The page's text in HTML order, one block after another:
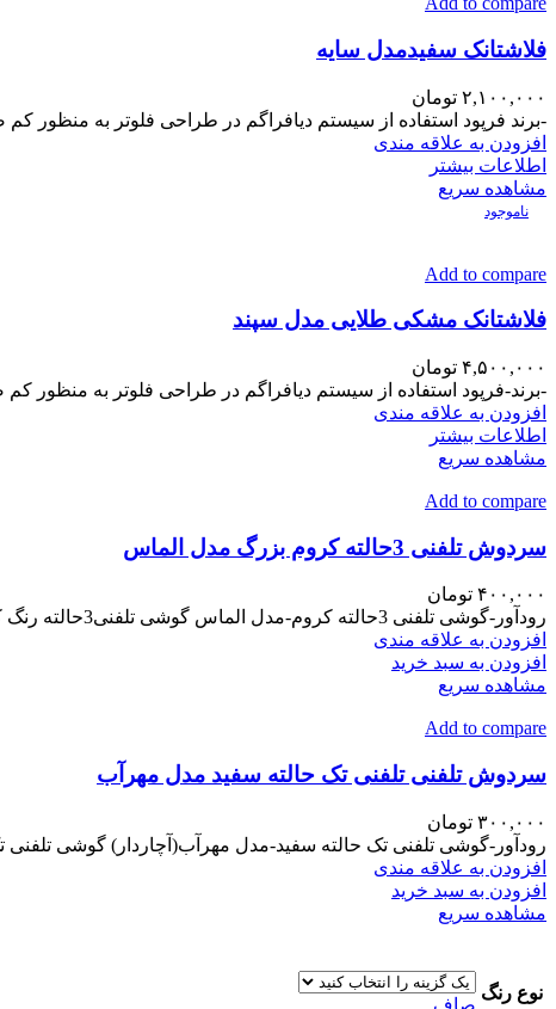
فلاشتانک سفیدمدل سایه
۲,۱۰۰,۰۰۰ تومان
-برند فرپود استفاده از سیستم دیافراگم در طراحی فلوتر به منظور کم
افزودن به علاقه مندی
اطلاعات بیشتر
مشاهده سریع
ناموجود
Add to compare
فلاشتانک مشکی طلایی مدل سپند
۴,۵۰۰,۰۰۰ تومان
-برند-فرپود استفاده از سیستم دیافراگم در طراحی فلوتر به منظور کم
افزودن به علاقه مندی
اطلاعات بیشتر
مشاهده سریع
Add to compare
سردوش تلفنی 3حالته کروم بزرگ مدل الماس
۴۰۰,۰۰۰ تومان
رودآور-گوشی تلفنی 3حالته کروم-مدل الماس گوشی تلفنی3حالته رنگ کروم ضمانت تحت شرایط خاص دارد تولیدملی آبریز بزرگ رسوبگیرژله ای
افزودن به علاقه مندی
افزودن به سبد خرید
مشاهده سریع
Add to compare
سردوش تلفنی تلفنی تک حالته سفید مدل مهرآب
۳۰۰,۰۰۰ تومان
رودآور-گوشی تلفنی تک حالته سفید-مدل مهرآب(آچاردار) گوشی
افزودن به علاقه مندی
افزودن به سبد خرید
مشاهده سریع
نوع رنگ
صاف